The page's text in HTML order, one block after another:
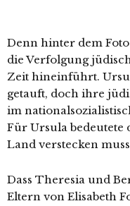
Denn hin­ter dem
die Verfolgung
Zeit hin­ein­führt.
getauft, doch ihre
im
Für Ursula bedeu­te­te
Land ver­ste­cken
Dass Theresia und
Eltern von Elisabeth